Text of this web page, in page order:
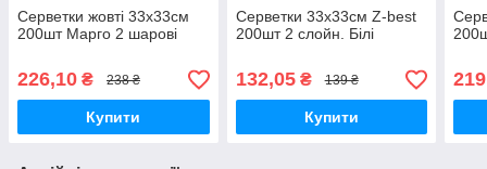
Серветки жовті 33х33см
200шт Марго 2 шарові
226,10 ₴ 238 ₴
Купити
Серветки 33х33см Z-best
200шт 2 слойн. Білі
132,05₴ 139 ₴
Купити